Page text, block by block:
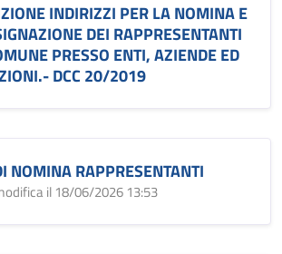
INDIRIZZI PER LA NOMINA E
DEI RAPPRESENTANTI
PRESSO ENTI, AZIENDE ED
DCC 20/2019
NOMINA RAPPRESENTANTI
il 18/06/2026 13:53